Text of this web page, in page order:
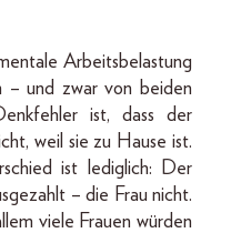
Arbeitsbelastung
– und zwar von beiden
ist, dass der
weil sie zu Hause ist.
ist lediglich: Der
– die Frau nicht.
viele Frauen würden